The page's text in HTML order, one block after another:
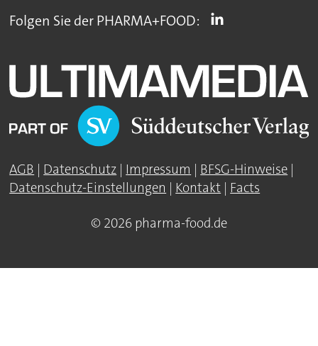
Folgen Sie der PHARMA+FOOD:
AGB | Datenschutz | Impressum | BFSG-Hinweise |
Datenschutz-Einstellungen | Kontakt | Facts
© 2026 pharma-food.de